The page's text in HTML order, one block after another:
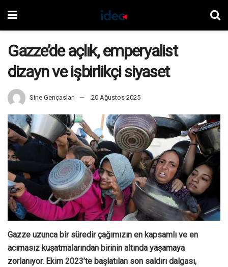
Gazze’de açlık, emperyalist
dizayn ve işbirlikçi siyaset
Sine Gençaslan 20 Ağustos 2025
Gazze uzunca bir süredir çağımızın en kapsamlı ve en
acımasız kuşatmalarından birinin altında yaşamaya
zorlanıyor. Ekim 2023’te başlatılan son saldırı dalgası,